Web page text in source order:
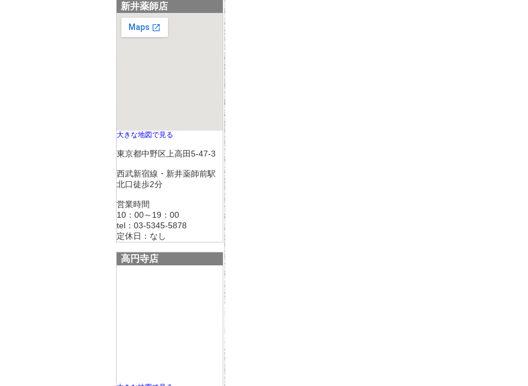
新井薬師店
大きな地図で見る
東京都中野区上高田5-47-3
西武新宿線・新井薬師前駅
北口徒歩2分
営業時間
10：00～19：00
tel：03-5345-5878
定休日：なし
高円寺店